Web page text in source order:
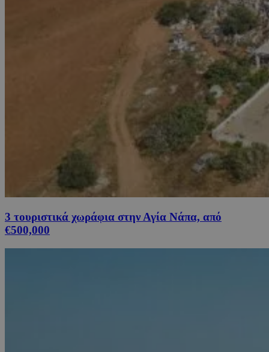
3 τουριστικά χωράφια στην Αγία Νάπα, από
€500,000